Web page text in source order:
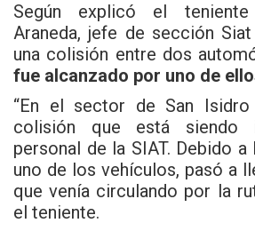
Según explicó el
Araneda, jefe de sección
una colisión entre dos
fue alcanzado por uno de
“En el sector de San
colisión que está siendo
personal de la SIAT. Debido
uno de los vehículos, pasó a
que venía circulando por la
el teniente.